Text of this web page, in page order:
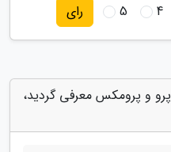
4
5 رای
دیدگاه های مرتبط با "آیفون 16 پرو و پرومکس معرفی گردید،